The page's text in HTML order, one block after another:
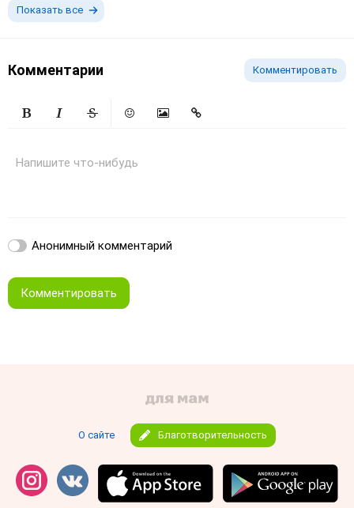
Показать все
Комментарии Комментировать
Напишите что-нибудь
Анонимный комментарий
Комментировать
О сайте Благотворительность